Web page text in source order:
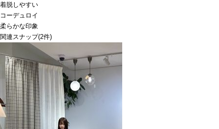
着脱しやすい
コーデュロイ
柔らかな印象
関連スナップ(2件)